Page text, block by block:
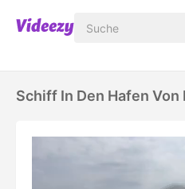
Schiff In Den Hafen